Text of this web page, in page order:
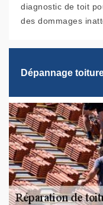
diagnostic de toit
des dommages
Dépannage